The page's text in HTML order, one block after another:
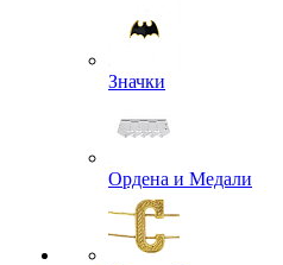
Значки
Ордена и Медали